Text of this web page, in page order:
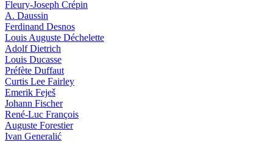
Fleury-Joseph Crépin
A. Daussin
Ferdinand Desnos
Louis Auguste Déchelette
Adolf Dietrich
Louis Ducasse
Préfète Duffaut
Curtis Lee Fairley
Emerik Feješ
Johann Fischer
René-Luc François
Auguste Forestier
Ivan Generalić